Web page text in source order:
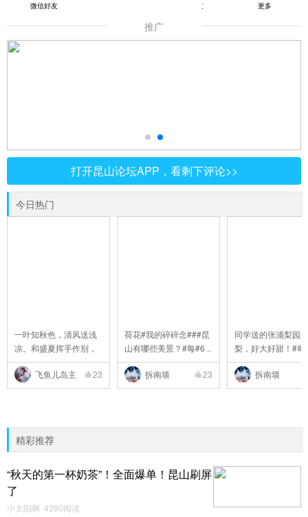
微信好友 QQ好友 更多
推广
打开昆山论坛APP，看剩下评论>>
今日热门
一叶知秋色，清风送浅
凉。和盛夏挥手作别，
..
飞鱼儿岛主
23
荷花#我的碎碎念###昆
山有哪些美景？#每#6 ..
拆南墙 23
同学送的张浦梨园的
梨，好大好甜！#每
..
拆南墙
精彩推荐
“秋天的第一杯奶茶”！全面爆单！昆山刷屏
了
小太阳啊 4290阅读